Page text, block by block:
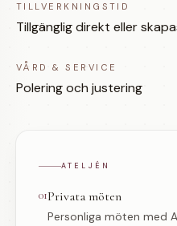
TILLVERKNINGSTID
Tillgänglig direkt eller
VÅRD & SERVICE
Polering och justering
ATELJÉN
01Privata möten
Personliga möten med